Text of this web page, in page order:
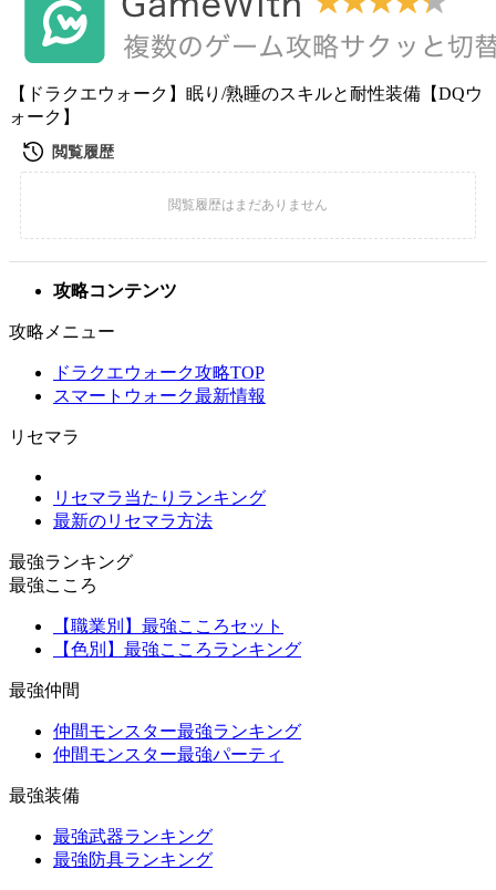
【ドラクエウォーク】眠り/熟睡のスキルと耐性装備【DQウ
ォーク】
攻略コンテンツ
攻略メニュー
ドラクエウォーク攻略TOP
スマートウォーク最新情報
リセマラ
リセマラ当たりランキング
最新のリセマラ方法
最強ランキング
最強こころ
【職業別】最強こころセット
【色別】最強こころランキング
最強仲間
仲間モンスター最強ランキング
仲間モンスター最強パーティ
最強装備
最強武器ランキング
最強防具ランキング